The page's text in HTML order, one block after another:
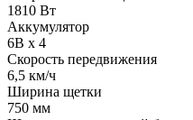
1810 Вт
Аккумулятор
6В х 4
Скорость передвижения
6,5 км/ч
Ширина щетки
750 мм